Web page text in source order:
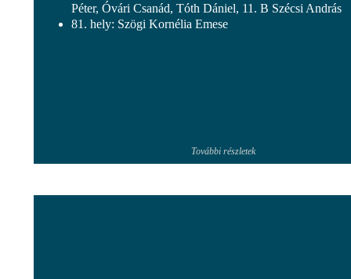
Péter, Óvári Csanád, Tóth Dániel, 11. B Szécsi András
81. hely: Szögi Kornélia Emese
További részletek